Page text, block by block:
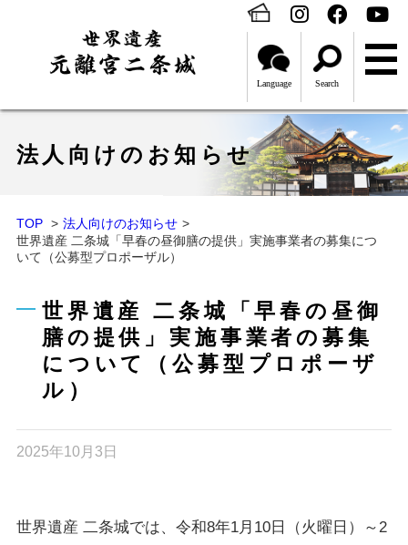
Language Search
法人向けのお知らせ
TOP
法人向けのお知らせ
世界遺産 二条城「早春の昼御膳の提供」実施事業者の募集につ
いて（公募型プロポーザル）
世界遺産 二条城「早春の昼御
膳の提供」実施事業者の募集
について（公募型プロポーザ
ル）
2025年10月3日
世界遺産 二条城では、令和8年1月10日（火曜日）～2